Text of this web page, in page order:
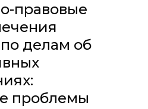
правовые
делам об
проблемы